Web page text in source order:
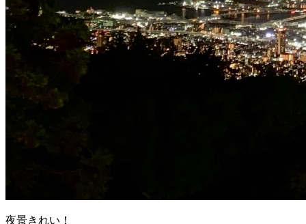
夜景きれい！